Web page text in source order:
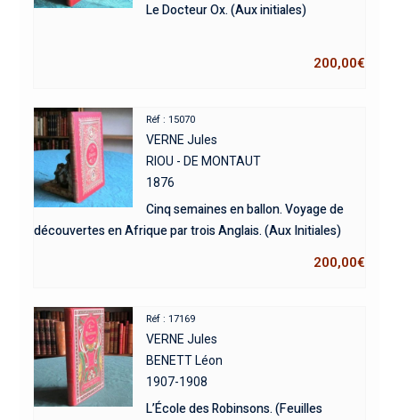
Le Docteur Ox. (Aux initiales)
200,00€
Réf : 15070
VERNE Jules
RIOU - DE MONTAUT
1876
Cinq semaines en ballon. Voyage de
découvertes en Afrique par trois Anglais. (Aux Initiales)
200,00€
Réf : 17169
VERNE Jules
BENETT Léon
1907-1908
L’École des Robinsons. (Feuilles